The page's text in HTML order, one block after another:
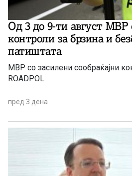
Од 3 до 9-ти август МВР
контроли за брзина и
патиштата
МВР со засилени сообраќајни
ROADPOL
пред 3 дена